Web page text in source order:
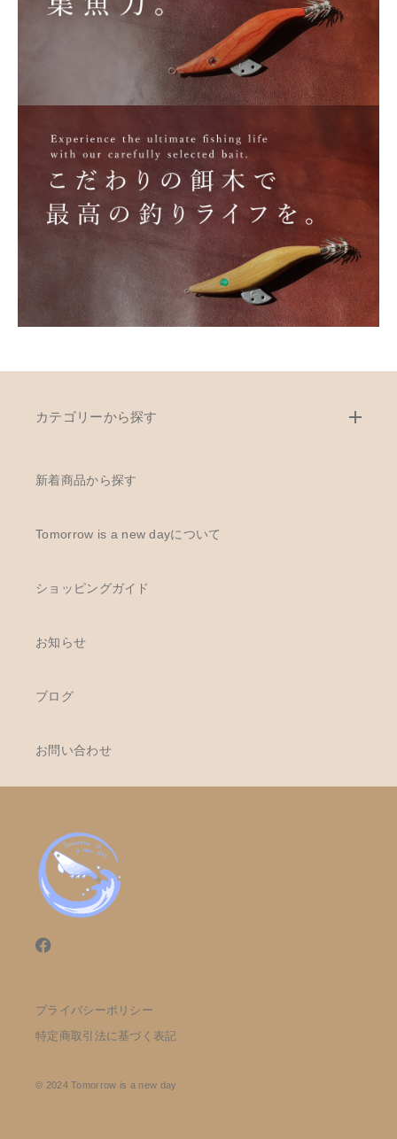
プライバシーポリシー
特定商取引法に基づく表記
© 2024 Tomorrow is a new day
カテゴリーから探す
新着商品から探す
Tomorrow is a new dayについて
ショッピングガイド
お知らせ
ブログ
お問い合わせ